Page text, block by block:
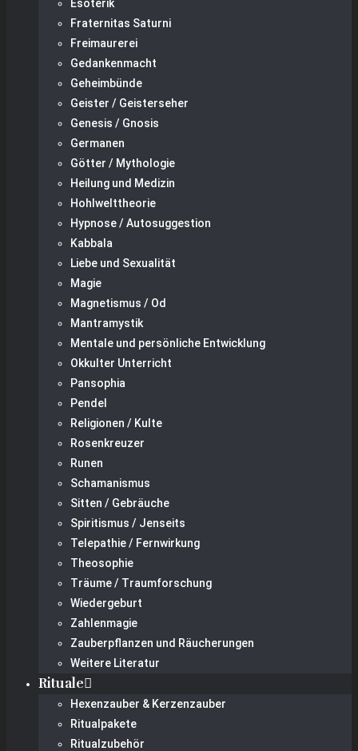
Esoterik
Fraternitas Saturni
Freimaurerei
Gedankenmacht
Geheimbünde
Geister / Geisterseher
Genesis / Gnosis
Germanen
Götter / Mythologie
Heilung und Medizin
Hohlwelttheorie
Hypnose / Autosuggestion
Kabbala
Liebe und Sexualität
Magie
Magnetismus / Od
Mantramystik
Mentale und persönliche Entwicklung
Okkulter Unterricht
Pansophia
Pendel
Religionen / Kulte
Rosenkreuzer
Runen
Schamanismus
Sitten / Gebräuche
Spiritismus / Jenseits
Telepathie / Fernwirkung
Theosophie
Träume / Traumforschung
Wiedergeburt
Zahlenmagie
Zauberpflanzen und Räucherungen
Weitere Literatur
Rituale
Hexenzauber & Kerzenzauber
Ritualpakete
Ritualzubehör